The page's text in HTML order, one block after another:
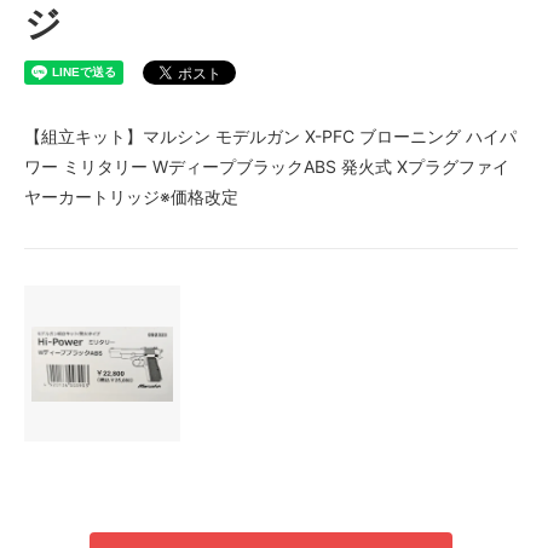
ジ
【組立キット】マルシン モデルガン X-PFC ブローニング ハイパ
ワー ミリタリー WディープブラックABS 発火式 Xプラグファイ
ヤーカートリッジ※価格改定